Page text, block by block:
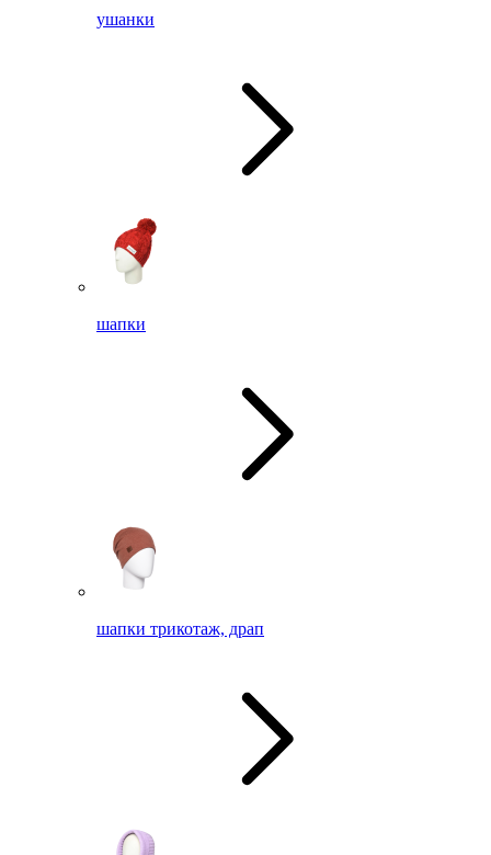
ушанки
шапки
шапки трикотаж, драп